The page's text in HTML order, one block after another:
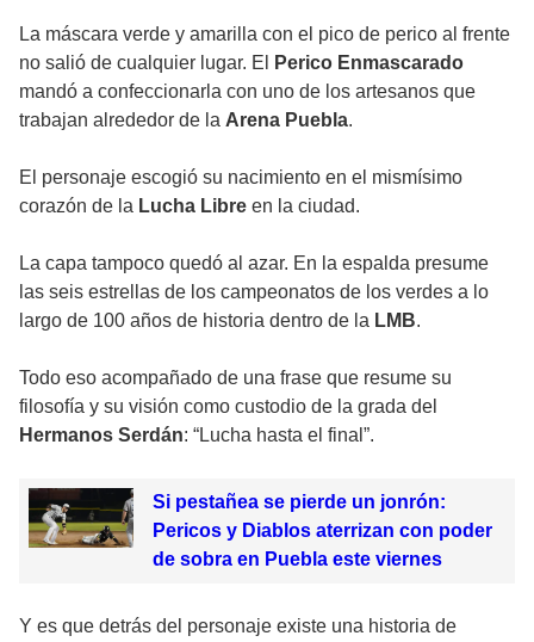
La máscara verde y amarilla con el pico de perico al frente
no salió de cualquier lugar. El
Perico Enmascarado
mandó a confeccionarla con uno de los artesanos que
trabajan alrededor de la Arena Puebla.
El personaje escogió su nacimiento en el mismísimo
corazón de la Lucha Libre en la ciudad.
La capa tampoco quedó al azar. En la espalda presume
las seis estrellas de los campeonatos de los verdes a lo
largo de 100 años de historia dentro de la LMB.
Todo eso acompañado de una frase que resume su
filosofía y su visión como custodio de la grada del
Hermanos Serdán: “Lucha hasta el final”.
Si pestañea se pierde un jonrón:
Pericos y Diablos aterrizan con poder
de sobra en Puebla este viernes
Y es que detrás del personaje existe una historia de